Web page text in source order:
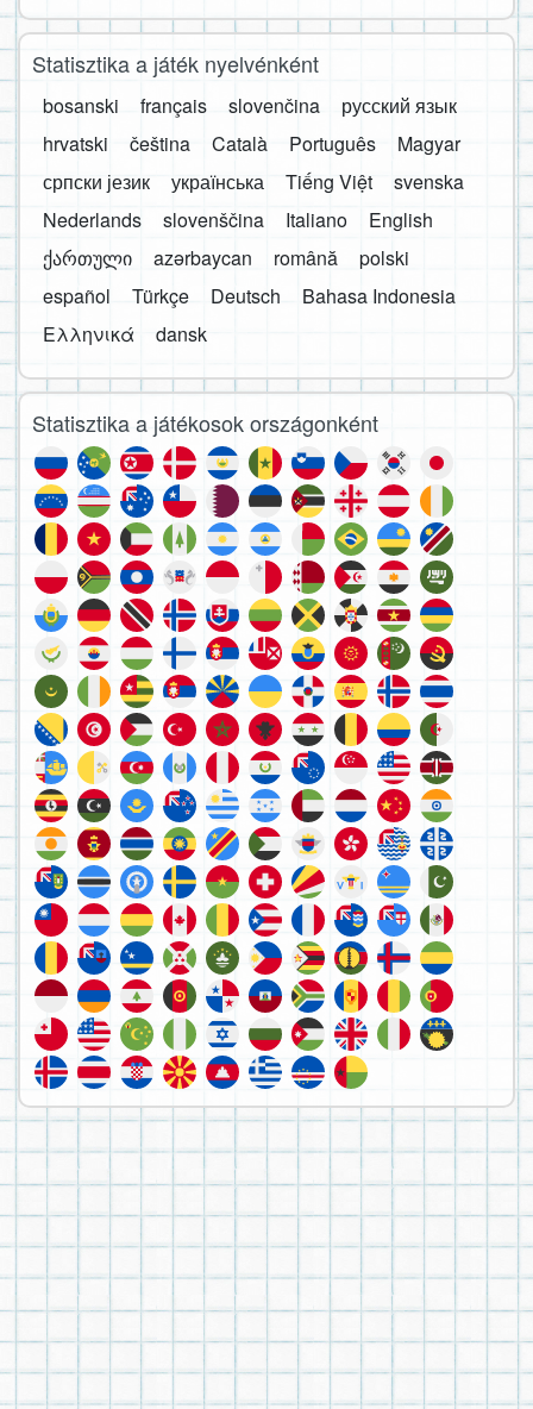
Statisztika a játék nyelvénként
bosanski français slovenčina
русский язык
hrvatski
čeština Català Português
Magyar
српски језик
українська Tiếng Việt
svenska
Nederlands
slovenščina Italiano
English
ქართული
azərbaycan română
polski
español
Türkçe Deutsch
Bahasa Indonesia
Ελληνικά
dansk
Statisztika a játékosok országonként